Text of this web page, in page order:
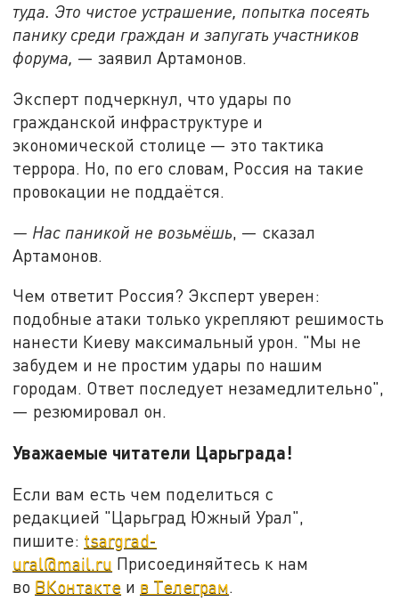
туда. Это чистое устрашение, попытка посеять
панику среди граждан и запугать участников
форума, — заявил Артамонов.
Эксперт подчеркнул, что удары по
гражданской инфраструктуре и
экономической столице — это тактика
террора. Но, по его словам, Россия на такие
провокации не поддаётся.
— Нас паникой не возьмёшь , — сказал
Артамонов.
Чем ответит Россия? Эксперт уверен:
подобные атаки только укрепляют решимость
нанести Киеву максимальный урон. "Мы не
забудем и не простим удары по нашим
городам. Ответ последует незамедлительно",
— резюмировал он.
Уважаемые читатели Царьграда!
Если вам есть чем поделиться с
редакцией "Царьград Южный Урал",
пишите: tsargrad-
ural@mail.ru Присоединяйтесь к нам
во ВКонтакте и в Телеграм